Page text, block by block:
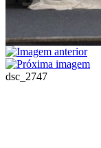
dsc_2747